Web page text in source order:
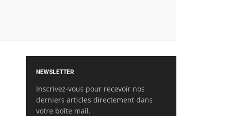
NEWSLETTER
Inscrivez-vous pour recevoir nos
derniers articles directement dans
votre boîte mail.